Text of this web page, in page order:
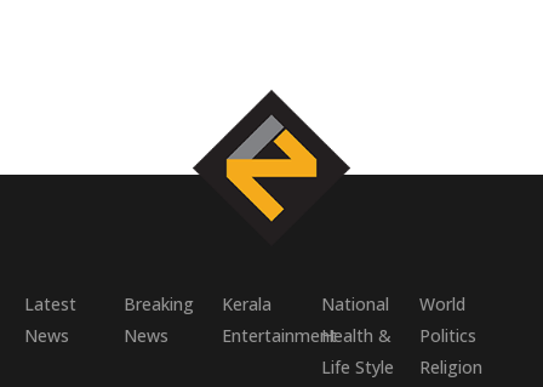
Latest
News
Breaking
News
Kerala National
World
EntertainmentHealth &
Life Style
Politics
Religion